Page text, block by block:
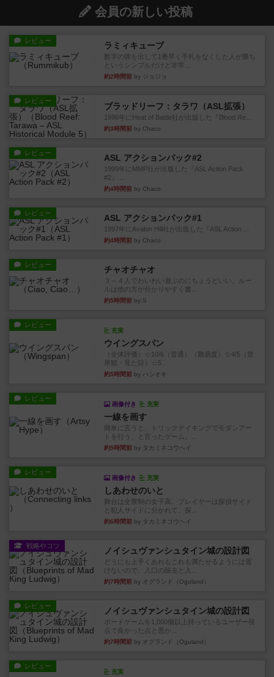
会員の新しい投稿
レビュー ラミィキューブ
数字の牌を出して1番早く手札をなくした人が勝ち
というシンプルだけど非常...
約2時間前 by ジョジョ
レビュー
ブラッドリーフ：タラワ（ASL拡張）
1996年にHeat of Battle社が出版した『Blood Re...
約3時間前 by Chaco
レビュー ASL アクションパック#2
1999年にMMP社が出版した『ASL Action Pack
#2』...
約4時間前 by Chaco
レビュー ASL アクションパック#1
1997年にAvalon Hill社が出版した『ASL Action ...
約4時間前 by Chaco
レビュー チャオチャオ
３～４人でわいわい遊ぶのにちょうどいい。ルー
ルは他の方が分かりやすく書...
約5時間前 by S
レビュー
充実
ウイングスパン
（全体評価）☆10/6（普通）（難易度）☆4/5（世
界観・見た目）☆5...
約5時間前 by ハシオキ
レビュー
画像付き 充実
一線を画す
簡単に言うと、トリックテイキングでモダンアー
トを行う、と言ったゲーム。...
約5時間前 by タカミネコウヘイ
レビュー
画像付き 充実
しあわせのいと
舞台は全寮制の女子高。プレイヤーは探偵サイド
と犯人サイドに分かれて、探...
約6時間前 by タカミネコウヘイ
戦略やコツ ノイシュヴァンシュタイン城の設計図
どうにも上手くあれもこれも満たせるようには置
けないので、入口の除去と入...
約7時間前 by オグランド（Oguland）
レビュー ノイシュヴァンシュタイン城の設計図
ボードゲームを1,000個以上持っているユーザー視
点で良かった点と悪か...
約7時間前 by オグランド（Oguland）
レビュー
充実